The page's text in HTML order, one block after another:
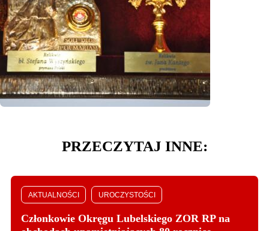
PRZECZYTAJ INNE:
AKTUALNOŚCI UROCZYSTOŚCI
Członkowie Okręgu Lubelskiego ZOR RP na